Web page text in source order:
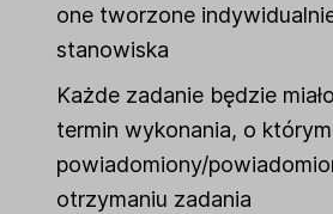
one tworzone
stanowiska
Każde zadanie będzie
termin wykonania, o
powiadomiony/
otrzymaniu zadania